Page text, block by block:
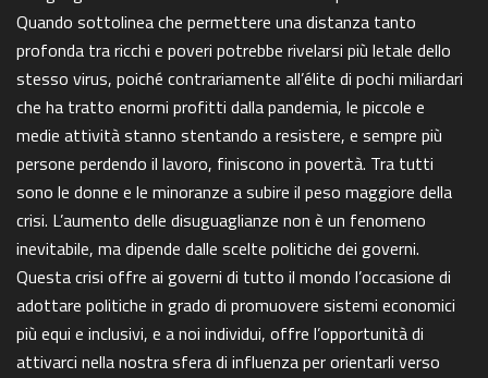
Quando sottolinea che permettere una distanza tanto
profonda tra ricchi e poveri potrebbe rivelarsi più letale dello
stesso virus, poiché contrariamente all’élite di pochi miliardari
che ha tratto enormi profitti dalla pandemia, le piccole e
medie attività stanno stentando a resistere, e sempre più
persone perdendo il lavoro, finiscono in povertà. Tra tutti
sono le donne e le minoranze a subire il peso maggiore della
crisi. L’aumento delle disuguaglianze non è un fenomeno
inevitabile, ma dipende dalle scelte politiche dei governi.
Questa crisi offre ai governi di tutto il mondo l’occasione di
adottare politiche in grado di promuovere sistemi economici
più equi e inclusivi, e a noi individui, offre l’opportunità di
attivarci nella nostra sfera di influenza per orientarli verso